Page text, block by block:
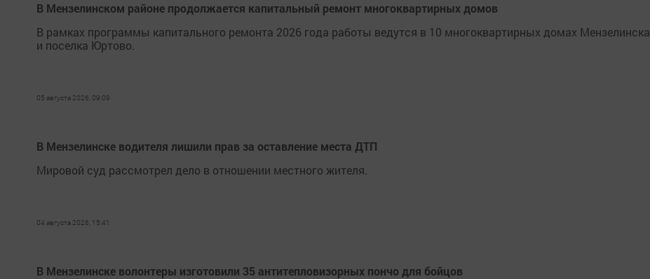
В Мензелинском районе продолжается капитальный ремонт многоквартирных домов
В рамках программы капитального ремонта 2026 года работы ведутся в 10 многоквартирных домах Мензелинска
и поселка Юртово.
05 августа 2026, 09:09
В Мензелинске водителя лишили прав за оставление места ДТП
Мировой суд рассмотрел дело в отношении местного жителя.
04 августа 2026, 15:41
В Мензелинске волонтеры изготовили 35 антитепловизорных пончо для бойцов